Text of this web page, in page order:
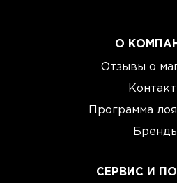
О
Отзывы о
Программа
СЕРВИС И